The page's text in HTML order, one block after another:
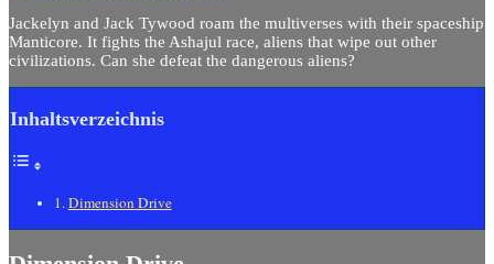
Jackelyn and Jack Tywood roam the multiverses with their spaceship
Manticore. It fights the Ashajul race, aliens that wipe out other
civilizations. Can she defeat the dangerous aliens?
Inhaltsverzeichnis
Dimension Drive